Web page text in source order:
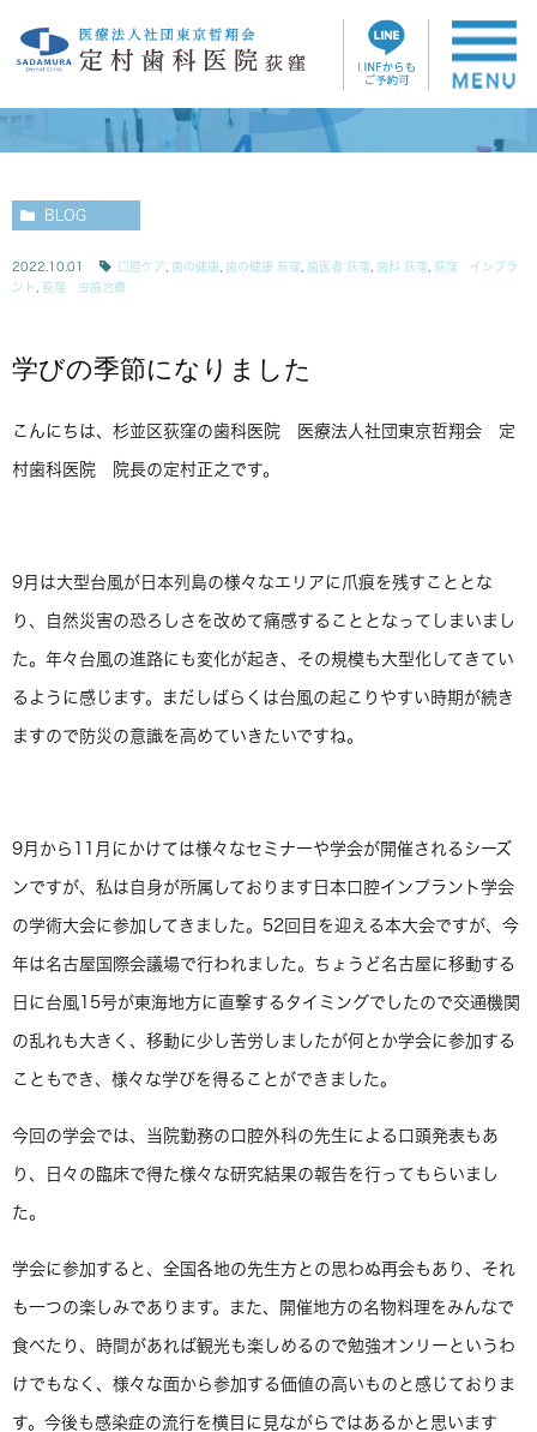
ブログ
BLOG
2022.10.01 口腔ケア 歯の健康 歯の健康 荻窪 歯医者 荻窪 歯科 荻窪
荻窪 インプラ
ント
荻窪 虫歯治療
学びの季節になりました
こんにちは、杉並区荻窪の歯科医院 医療法人社団東京哲翔会 定
村歯科医院 院長の定村正之です。
9月は大型台風が日本列島の様々なエリアに爪痕を残すこととな
り、自然災害の恐ろしさを改めて痛感することとなってしまいまし
た。年々台風の進路にも変化が起き、その規模も大型化してきてい
るように感じます。まだしばらくは台風の起こりやすい時期が続き
ますので防災の意識を高めていきたいですね。
9月から11月にかけては様々なセミナーや学会が開催されるシーズ
ンですが、私は自身が所属しております日本口腔インプラント学会
の学術大会に参加してきました。52回目を迎える本大会ですが、今
年は名古屋国際会議場で行われました。ちょうど名古屋に移動する
日に台風15号が東海地方に直撃するタイミングでしたので交通機関
の乱れも大きく、移動に少し苦労しましたが何とか学会に参加する
こともでき、様々な学びを得ることができました。
今回の学会では、当院勤務の口腔外科の先生による口頭発表もあ
り、日々の臨床で得た様々な研究結果の報告を行ってもらいまし
た。
学会に参加すると、全国各地の先生方との思わぬ再会もあり、それ
も一つの楽しみであります。また、開催地方の名物料理をみんなで
食べたり、時間があれば観光も楽しめるので勉強オンリーというわ
けでもなく、様々な面から参加する価値の高いものと感じておりま
す。今後も感染症の流行を横目に見ながらではあるかと思います